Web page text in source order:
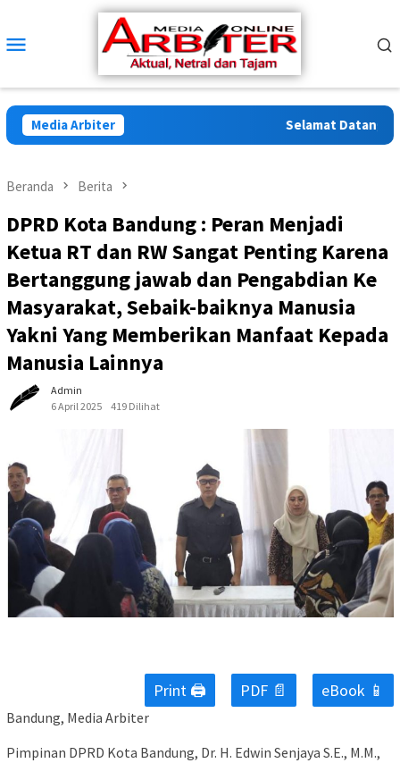
konten
Mobile
Media Arbiter Selamat Datang di
Beranda Berita
DPRD Kota Bandung : Peran Menjadi
Ketua RT dan RW Sangat Penting Karena
Bertanggung jawab dan Pengabdian Ke
Masyarakat, Sebaik-baiknya Manusia
Yakni Yang Memberikan Manfaat Kepada
Manusia Lainnya
Admin
6 April 2025
419 Dilihat
Print 🖨 PDF 📄 eBook 📱
Bandung, Media Arbiter
Pimpinan DPRD Kota Bandung, Dr. H. Edwin Senjaya S.E., M.M.,